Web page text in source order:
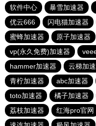
软件中心
暴雪加速器
优云666
闪电猫加速器
蜜蜂加速器
原子加速器
vp(永久免费)加速器
hammer加速器
云梯加
青柠加速器
abc加速器
toto加速器
橘子加速器
荔枝加速器
红海pro官网